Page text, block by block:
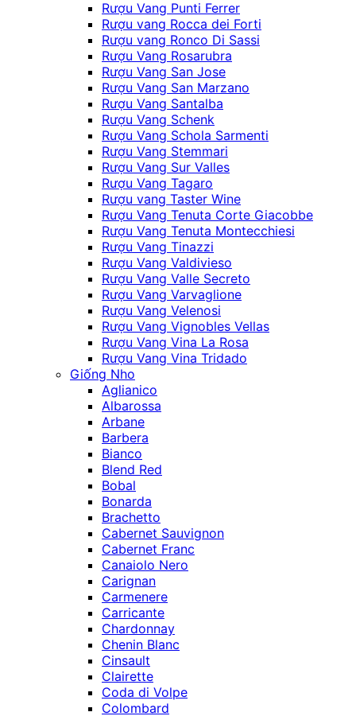
Rượu Vang Punti Ferrer
Rượu vang Rocca dei Forti
Rượu vang Ronco Di Sassi
Rượu Vang Rosarubra
Rượu Vang San Jose
Rượu Vang San Marzano
Rượu Vang Santalba
Rượu Vang Schenk
Rượu Vang Schola Sarmenti
Rượu Vang Stemmari
Rượu Vang Sur Valles
Rượu Vang Tagaro
Rượu vang Taster Wine
Rượu Vang Tenuta Corte Giacobbe
Rượu Vang Tenuta Montecchiesi
Rượu Vang Tinazzi
Rượu Vang Valdivieso
Rượu Vang Valle Secreto
Rượu Vang Varvaglione
Rượu Vang Velenosi
Rượu Vang Vignobles Vellas
Rượu Vang Vina La Rosa
Rượu Vang Vina Tridado
Giống Nho
Aglianico
Albarossa
Arbane
Barbera
Bianco
Blend Red
Bobal
Bonarda
Brachetto
Cabernet Sauvignon
Cabernet Franc
Canaiolo Nero
Carignan
Carmenere
Carricante
Chardonnay
Chenin Blanc
Cinsault
Clairette
Coda di Volpe
Colombard